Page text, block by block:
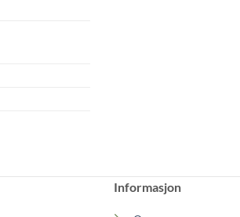
Informasjon